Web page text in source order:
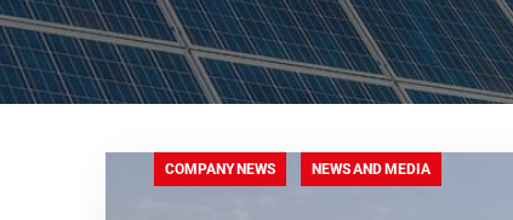
COMPANY NEWS NEWS AND MEDIA